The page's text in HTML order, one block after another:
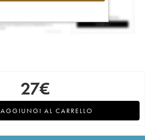
27€
AGGIUNGI AL CARRELLO